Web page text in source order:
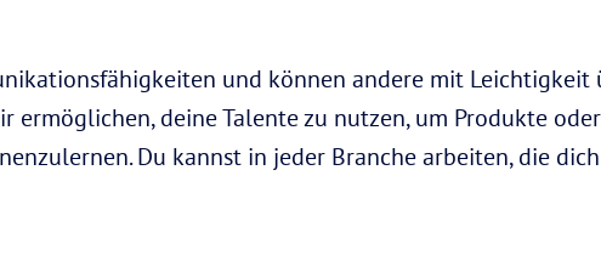
und können andere mit Leichtigkeit
ermöglichen, deine Talente zu nutzen, um Produkte
Du kannst in jeder Branche arbeiten, die